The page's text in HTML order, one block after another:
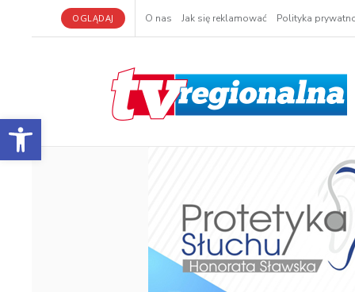
Otwórz pasek narzędzi
OGLĄDAJ O nas Jak się reklamować Polityka